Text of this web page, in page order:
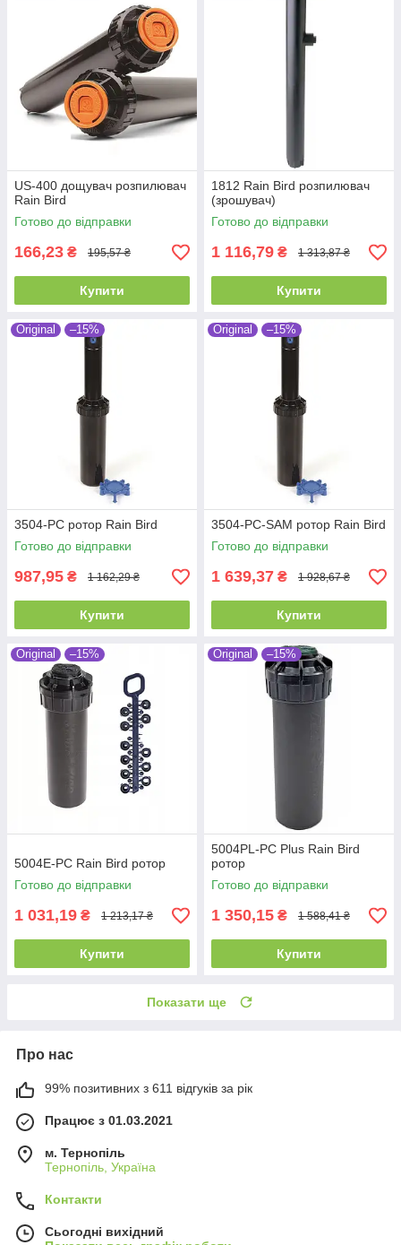
US-400 дощувач розпилювач
Rain Bird
Готово до відправки
166,23 ₴ 195,57 ₴
Купити
1812 Rain Bird розпилювач
(зрошувач)
Готово до відправки
1 116,79 ₴ 1 313,87 ₴
Купити
Original –15%
3504-PC ротор Rain Bird
Готово до відправки
987,95 ₴ 1 162,29 ₴
Купити
Original –15%
3504-PC-SAM ротор Rain Bird
Готово до відправки
1 639,37 ₴ 1 928,67 ₴
Купити
Original –15%
5004E-PC Rain Bird ротор
Готово до відправки
1 031,19 ₴ 1 213,17 ₴
Купити
Original –15%
5004PL-PC Plus Rain Bird
ротор
Готово до відправки
1 350,15 ₴ 1 588,41 ₴
Купити
Показати ще
Про нас
99% позитивних з 611 відгуків за рік
Працює з 01.03.2021
м. Тернопіль
Тернопіль, Україна
Контакти
Сьогодні вихідний